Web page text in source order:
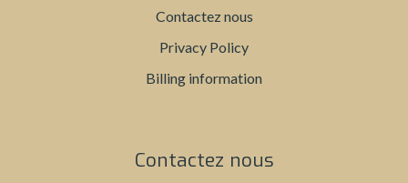
Contactez nous
Privacy Policy
Billing information
Contactez nous